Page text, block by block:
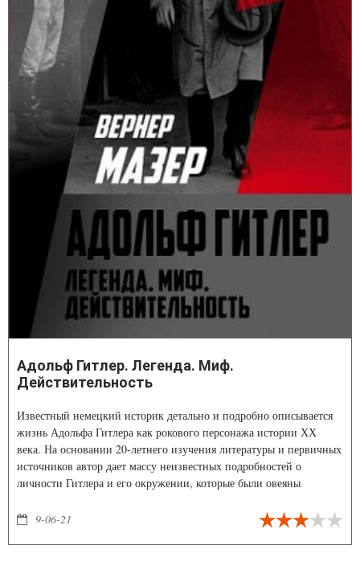
Адольф Гитлер. Легенда. Миф.
Действительность
Известный немецкий историк детально и подробно описывается
жизнь Адольфа Гитлера как рокового персонажа истории ХХ
века. На основании 20-летнего изучения литературы и первичных
источников автор дает массу неизвестных подробностей о
личности Гитлера и его окружении, которые были овеяны
9-06-21